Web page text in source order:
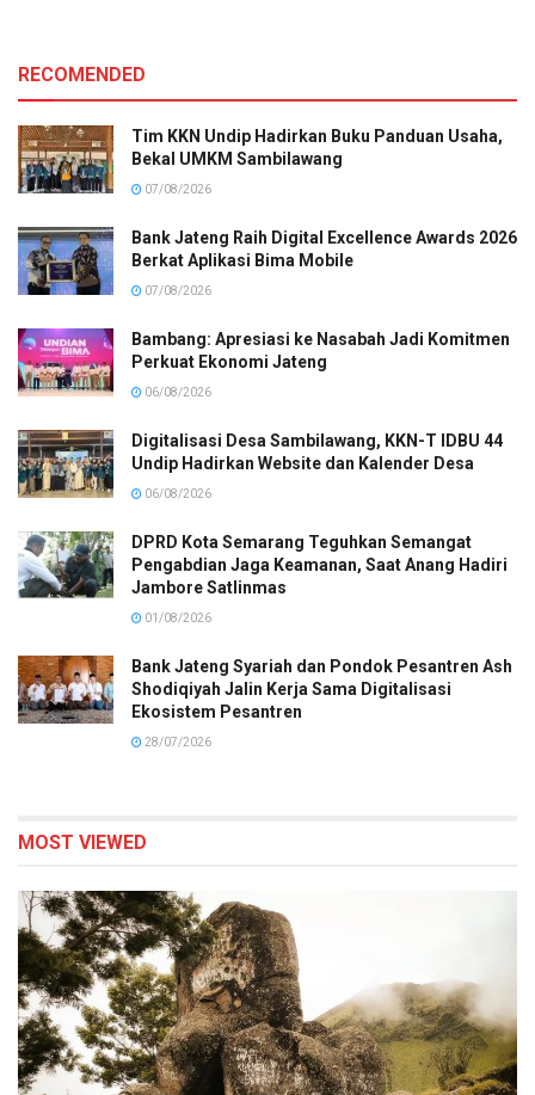
RECOMENDED
Tim KKN Undip Hadirkan Buku Panduan Usaha,
Bekal UMKM Sambilawang
07/08/2026
Bank Jateng Raih Digital Excellence Awards 2026
Berkat Aplikasi Bima Mobile
07/08/2026
Bambang: Apresiasi ke Nasabah Jadi Komitmen
Perkuat Ekonomi Jateng
06/08/2026
Digitalisasi Desa Sambilawang, KKN-T IDBU 44
Undip Hadirkan Website dan Kalender Desa
06/08/2026
DPRD Kota Semarang Teguhkan Semangat
Pengabdian Jaga Keamanan, Saat Anang Hadiri
Jambore Satlinmas
01/08/2026
Bank Jateng Syariah dan Pondok Pesantren Ash
Shodiqiyah Jalin Kerja Sama Digitalisasi
Ekosistem Pesantren
28/07/2026
MOST VIEWED